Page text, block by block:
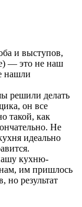
и выступов,
— это не наш
нашли
решили делать
он все
такой, как
Не
идеально
кухню-
им пришлось
но результат